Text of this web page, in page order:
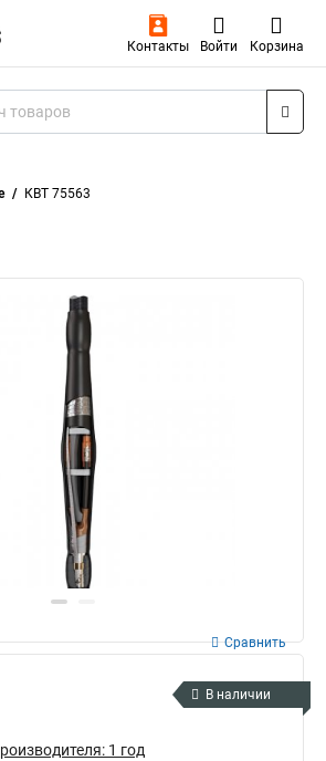
Контакты Войти Корзина
КВТ 75563
Сравнить
В наличии
1 год